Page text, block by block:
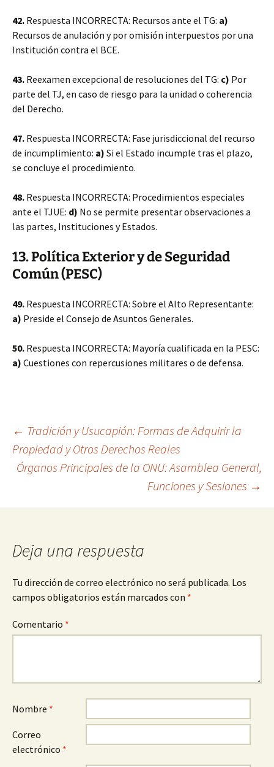
42. Respuesta INCORRECTA: Recursos ante el TG: a)
Recursos de anulación y por omisión interpuestos por una
Institución contra el BCE.
43. Reexamen excepcional de resoluciones del TG: c) Por
parte del TJ, en caso de riesgo para la unidad o coherencia
del Derecho.
47. Respuesta INCORRECTA: Fase jurisdiccional del recurso
de incumplimiento: a) Si el Estado incumple tras el plazo,
se concluye el procedimiento.
48. Respuesta INCORRECTA: Procedimientos especiales
ante el TJUE: d) No se permite presentar observaciones a
las partes, Instituciones y Estados.
13. Política Exterior y de Seguridad
Común (PESC)
49. Respuesta INCORRECTA: Sobre el Alto Representante:
a) Preside el Consejo de Asuntos Generales.
50. Respuesta INCORRECTA: Mayoría cualificada en la PESC:
a) Cuestiones con repercusiones militares o de defensa.
Navegación
de
entradas
← Tradición y Usucapión: Formas de Adquirir la
Propiedad y Otros Derechos Reales
Órganos Principales de la ONU: Asamblea General,
Funciones y Sesiones →
Deja una respuesta
Tu dirección de correo electrónico no será publicada. Los
campos obligatorios están marcados con *
Comentario *
Nombre *
Correo
electrónico *